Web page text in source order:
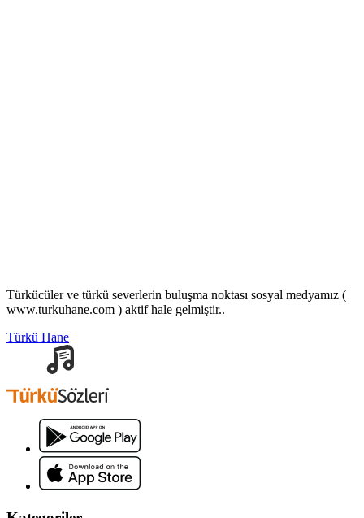
Türkücüler ve türkü severlerin buluşma noktası sosyal medyamız (
www.turkuhane.com ) aktif hale gelmiştir..
Türkü Hane